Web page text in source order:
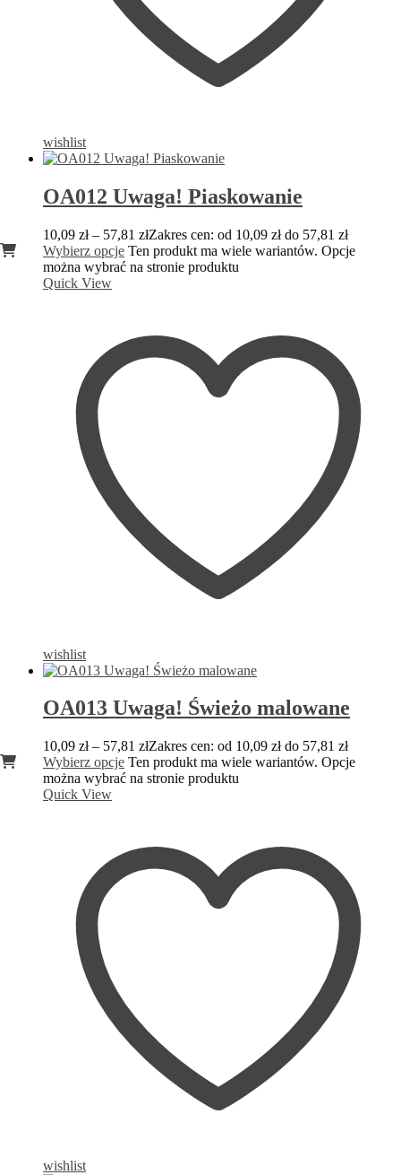
wishlist
OA012 Uwaga! Piaskowanie
10,09 zł – 57,81 złZakres cen: od 10,09 zł do 57,81 zł
Wybierz opcje Ten produkt ma wiele wariantów. Opcje
można wybrać na stronie produktu
Quick View
wishlist
OA013 Uwaga! Świeżo malowane
10,09 zł – 57,81 złZakres cen: od 10,09 zł do 57,81 zł
Wybierz opcje Ten produkt ma wiele wariantów. Opcje
można wybrać na stronie produktu
Quick View
wishlist